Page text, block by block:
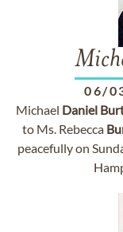
06/
Michael Daniel
to Ms. Rebecca
peacefully on